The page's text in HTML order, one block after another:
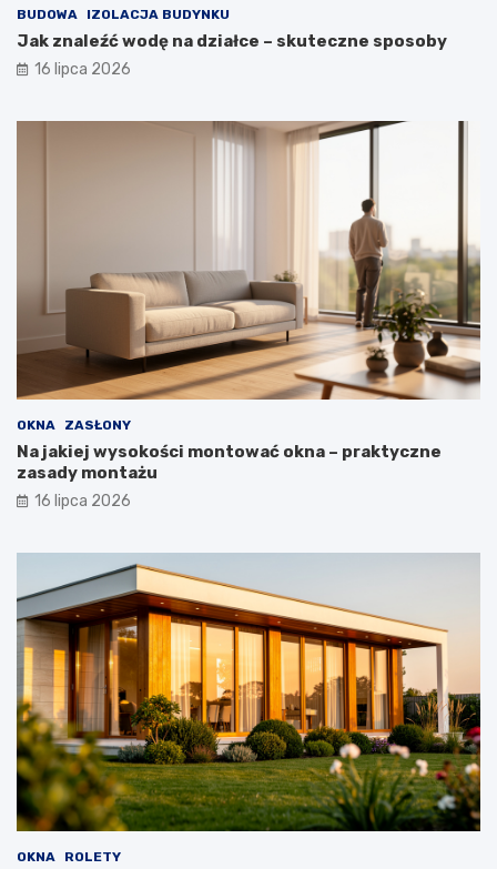
BUDOWA IZOLACJA BUDYNKU
Jak znaleźć wodę na działce – skuteczne sposoby
16 lipca 2026
OKNA ZASŁONY
Na jakiej wysokości montować okna – praktyczne
zasady montażu
16 lipca 2026
OKNA ROLETY